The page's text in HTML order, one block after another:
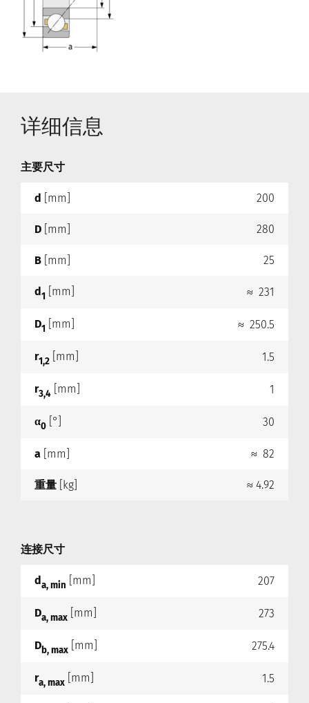
详细信息
主要尺寸
d [mm] 200
D [mm] 280
B [mm] 25
d1 [mm] ≈ 231
D1 [mm] ≈ 250.5
r1,2 [mm] 1.5
r3,4 [mm] 1
α0 [°] 30
a [mm] ≈ 82
重量 [kg] ≈ 4.92
连接尺寸
da, min [mm] 207
Da, max [mm] 273
Db, max [mm] 275.4
ra, max [mm] 1.5